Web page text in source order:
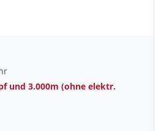
und 3.000m (ohne elektr.